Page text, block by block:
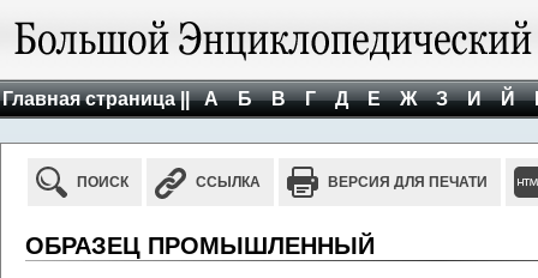
Главная страница || А Б В Г Д Е Ж З И Й
ПОИСК ССЫЛКА ВЕРСИЯ ДЛЯ ПЕЧАТИ
ОБРАЗЕЦ ПРОМЫШЛЕННЫЙ